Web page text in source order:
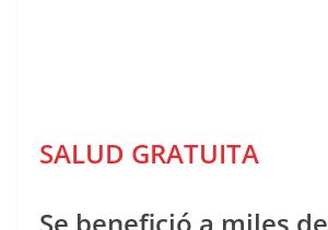
SALUD GRATUITA